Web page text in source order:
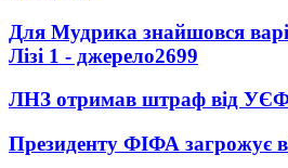
Для Мудрика знайшовся
Лізі 1 - джерело2699
ЛНЗ отримав штраф від
Президенту ФІФА загрожує